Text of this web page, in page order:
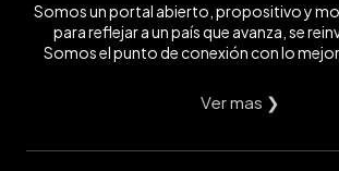
Somos un portal abierto, propositivo y
para reflejar a un país que avanza, se
Somos el punto de conexión con lo mejor
Ver mas ❯